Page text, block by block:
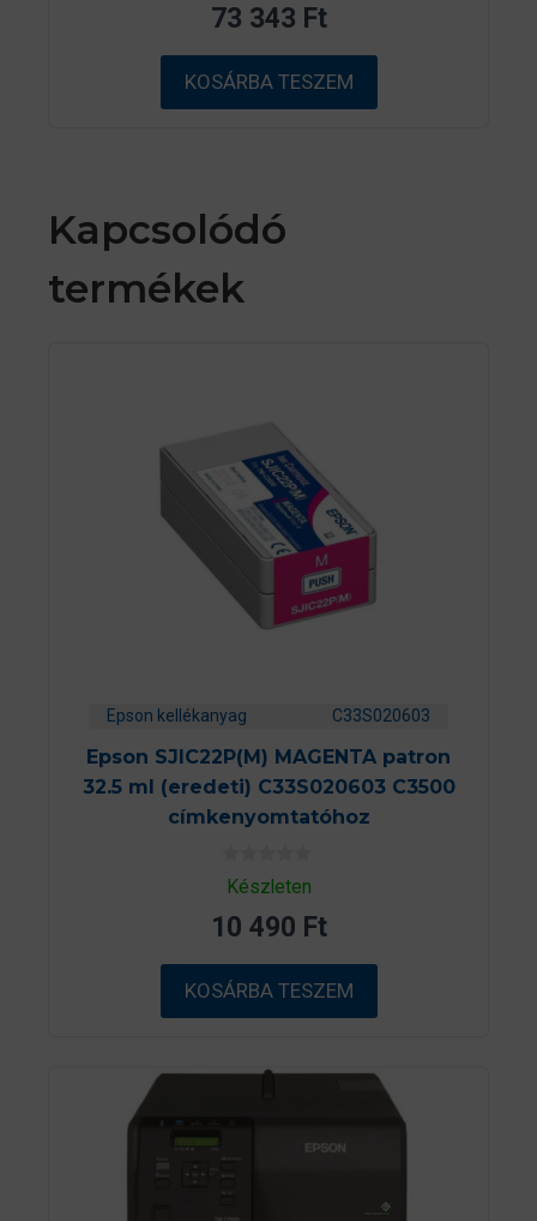
5
b
ő
l
73 343 Ft
KOSÁRBA TESZEM
Kapcsolódó
termékek
Epson kellékanyag C33S020603
Epson SJIC22P(M) MAGENTA patron
32.5 ml (eredeti) C33S020603 C3500
címkenyomtatóhoz
0
a
5
b
ő
l
Készleten
10 490 Ft
KOSÁRBA TESZEM